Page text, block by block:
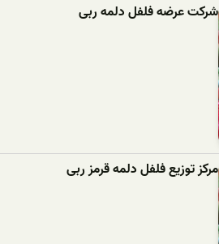
شرکت عرضه فلفل دلمه ربی
مرکز توزیع فلفل دلمه قرمز ربی